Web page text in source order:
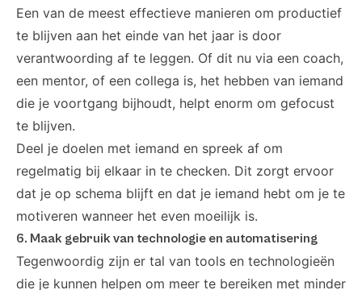
Een van de meest effectieve manieren om productief
te blijven aan het einde van het jaar is door
verantwoording af te leggen. Of dit nu via een coach,
een mentor, of een collega is, het hebben van iemand
die je voortgang bijhoudt, helpt enorm om gefocust
te blijven.
Deel je doelen met iemand en spreek af om
regelmatig bij elkaar in te checken. Dit zorgt ervoor
dat je op schema blijft en dat je iemand hebt om je te
motiveren wanneer het even moeilijk is.
6. Maak gebruik van technologie en automatisering
Tegenwoordig zijn er tal van tools en technologieën
die je kunnen helpen om meer te bereiken met minder